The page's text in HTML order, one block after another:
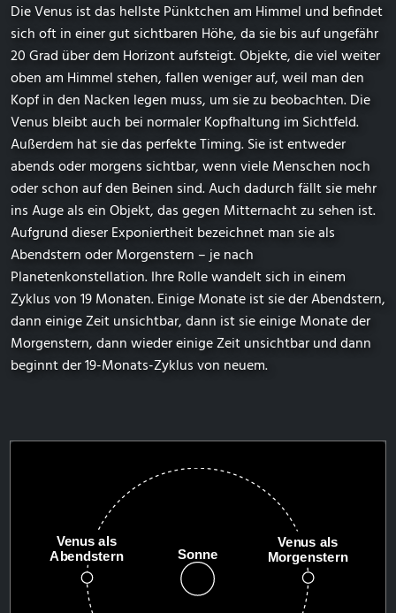
Die Venus ist das hellste Pünktchen am Himmel und befindet
sich oft in einer gut sichtbaren Höhe, da sie bis auf ungefähr
20 Grad über dem Horizont aufsteigt. Objekte, die viel weiter
oben am Himmel stehen, fallen weniger auf, weil man den
Kopf in den Nacken legen muss, um sie zu beobachten. Die
Venus bleibt auch bei normaler Kopfhaltung im Sichtfeld.
Außerdem hat sie das perfekte Timing. Sie ist entweder
abends oder morgens sichtbar, wenn viele Menschen noch
oder schon auf den Beinen sind. Auch dadurch fällt sie mehr
ins Auge als ein Objekt, das gegen Mitternacht zu sehen ist.
Aufgrund dieser Exponiertheit bezeichnet man sie als
Abendstern oder Morgenstern – je nach
Planetenkonstellation. Ihre Rolle wandelt sich in einem
Zyklus von 19 Monaten. Einige Monate ist sie der Abendstern,
dann einige Zeit unsichtbar, dann ist sie einige Monate der
Morgenstern, dann wieder einige Zeit unsichtbar und dann
beginnt der 19-Monats-Zyklus von neuem.